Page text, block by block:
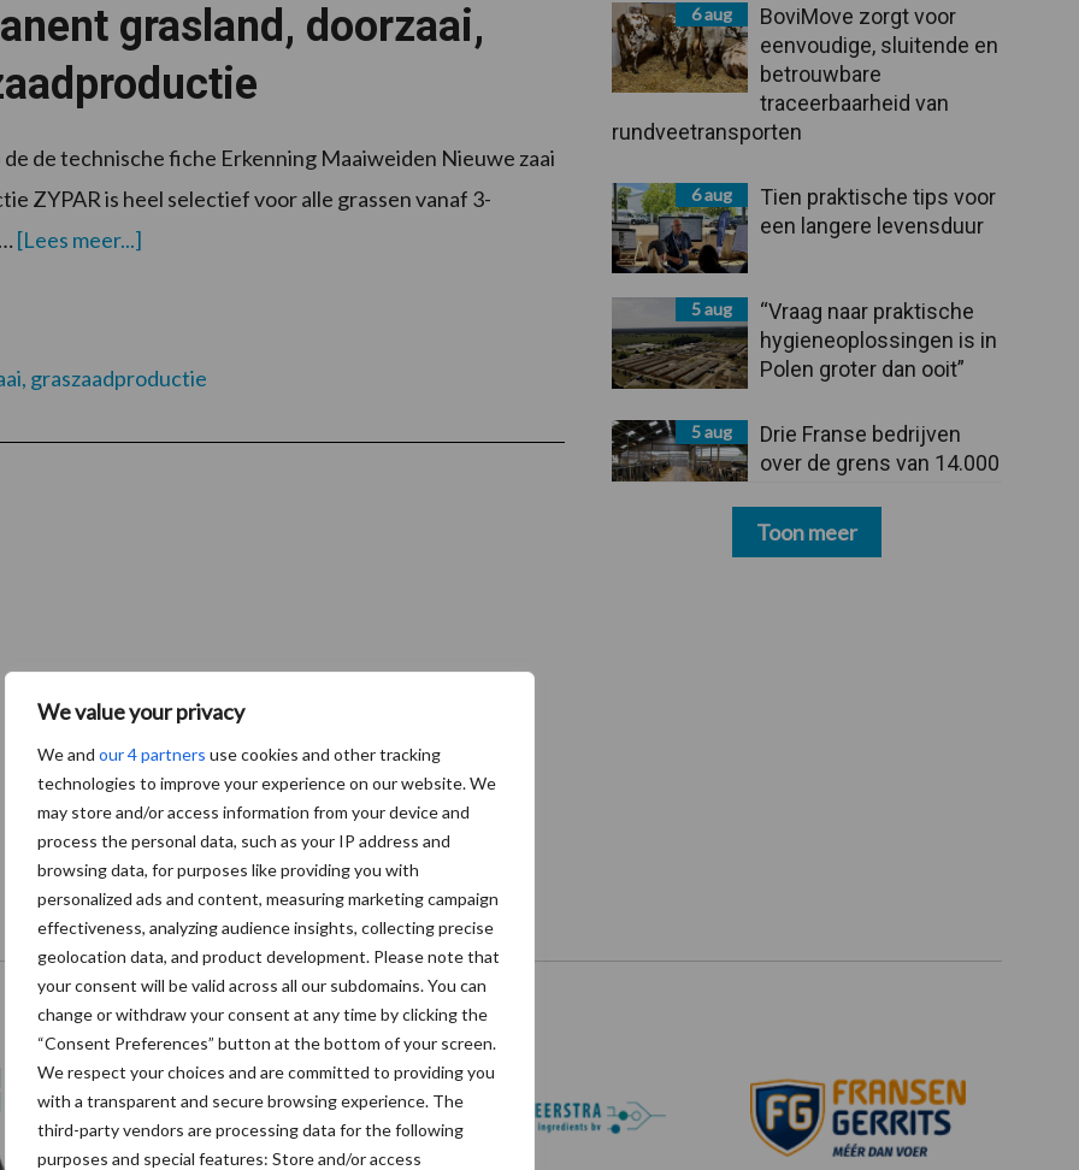
We value your privacy
We and our 4 partners use cookies and other tracking
technologies to improve your experience on our website. We
may store and/or access information from your device and
process the personal data, such as your IP address and
browsing data, for purposes like providing you with
personalized ads and content, measuring marketing campaign
effectiveness, analyzing audience insights, collecting precise
geolocation data, and product development. Please note that
your consent will be valid across all our subdomains. You can
change or withdraw your consent at any time by clicking the
“Consent Preferences” button at the bottom of your screen.
We respect your choices and are committed to providing you
with a transparent and secure browsing experience. The
third-party vendors are processing data for the following
purposes and special features: Store and/or access
grasland, doorzaai,
de de technische fiche Erkenning Maaiweiden Nieuwe zaai
ZYPAR is heel selectief voor alle grassen vanaf 3-
[Lees meer...]over
graszaadproductie
6 aug
BoviMove zorgt voor
eenvoudige, sluitende en
betrouwbare
traceerbaarheid van
rundveetransporten
6 aug
Tien praktische tips voor
een langere levensduur
5 aug
“Vraag naar praktische
hygieneoplossingen is in
Polen groter dan ooit”
5 aug
Drie Franse bedrijven
over de grens van 14.000
Toon meer
Onze brandpartners